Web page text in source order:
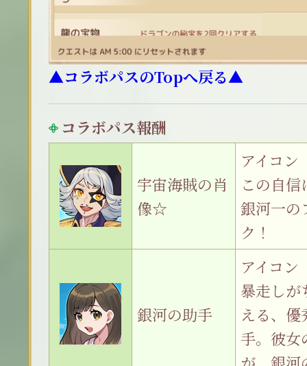
▲コラボパスのTopへ戻る▲
コラボパス報酬
宇宙海賊の肖
像☆
アイコン
この自
銀河一
ク！
銀河の助手
アイコン
暴走しが
える、
手。彼女